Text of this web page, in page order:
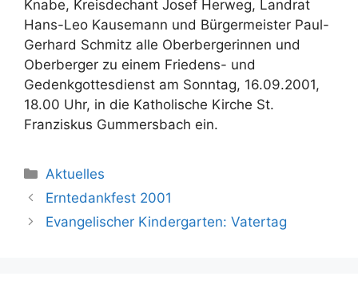
Knabe, Kreisdechant Josef Herweg, Landrat
Hans-Leo Kausemann und Bürgermeister Paul-
Gerhard Schmitz alle Oberbergerinnen und
Oberberger zu einem Friedens- und
Gedenkgottesdienst am Sonntag, 16.09.2001,
18.00 Uhr, in die Katholische Kirche St.
Franziskus Gummersbach ein.
Kategorien
Aktuelles
Erntedankfest 2001
Evangelischer Kindergarten: Vatertag